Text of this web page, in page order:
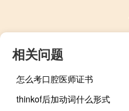
相关问题
怎么考口腔医师证书
thinkof后加动词什么形式